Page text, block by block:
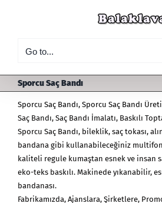
Go to...
Sporcu Saç Bandı
Sporcu Saç Bandı, Sporcu Saç Bandı
Saç Bandı, Saç Bandı İmalatı, Baskılı
Sporcu Saç Bandı, bileklik, saç tokası,
bandana gibi kullanabileceğiniz
kaliteli regule kumaştan esnek ve insan
eko-teks baskılı. Makinede yıkanabilir,
bandanası.
Fabrikamızda, Ajanslara, Şirketlere,